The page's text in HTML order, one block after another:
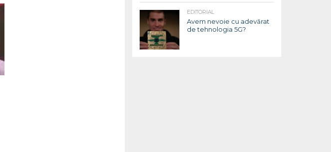
EDITORIAL
Avem nevoie cu adevărat
de tehnologia 5G?